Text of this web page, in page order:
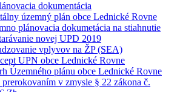
dokumentácia
územný plán obce Lednické Rovne
plánovacia dokumetácia na stiahnutie
novej UPD 2019
vplyvov na ŽP (SEA)
UPN obce Lednické Rovne
Územného plánu obce Lednické Rovne
prerokovaním v zmysle § 22 zákona č.